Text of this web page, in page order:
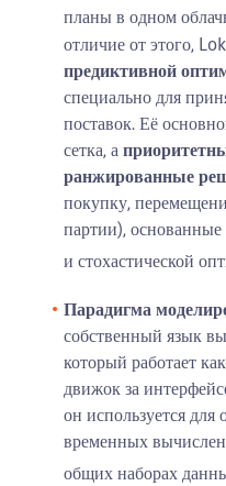
планы в одном
отличие от этого,
предиктивной
специально для
поставок. Её
сетка, а
ранжированные
покупку,
партии), основанные
и стохастической
Парадигма
собственный язык
который работает
движок за
он используется для
временных
общих наборах